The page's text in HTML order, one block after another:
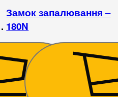
Замок запалювання –
180N
202₴